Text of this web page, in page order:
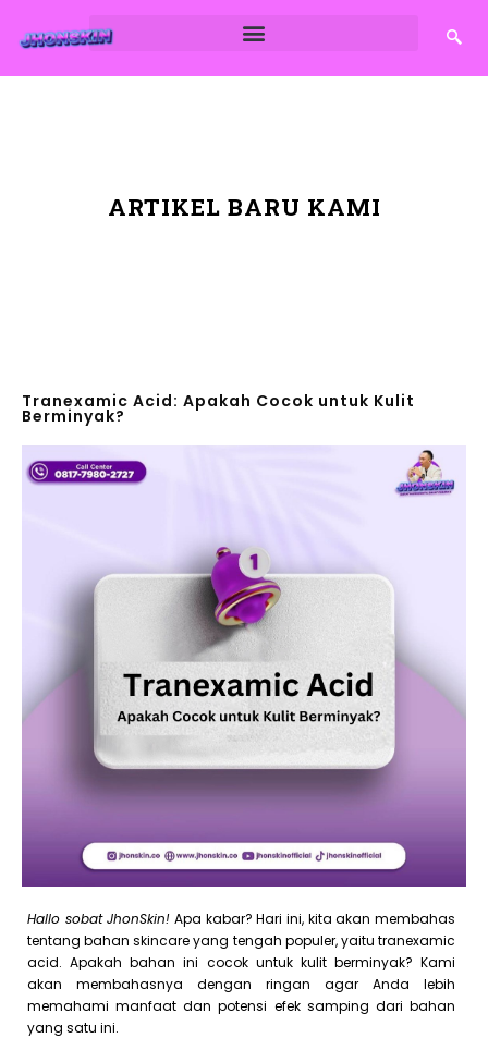
ARTIKEL BARU KAMI
Tranexamic Acid: Apakah Cocok untuk Kulit
Berminyak?
Hallo sobat JhonSkin! Apa kabar? Hari ini, kita akan membahas
tentang bahan skincare yang tengah populer, yaitu tranexamic
acid. Apakah bahan ini cocok untuk kulit berminyak? Kami
akan membahasnya dengan ringan agar Anda lebih
memahami manfaat dan potensi efek samping dari bahan
yang satu ini.